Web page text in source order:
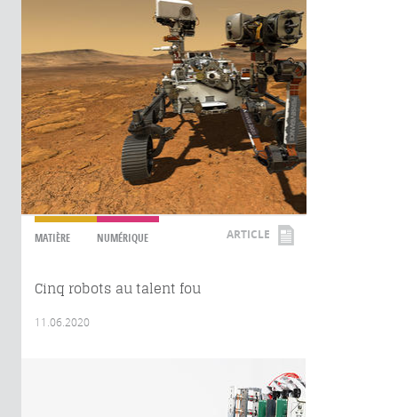
MATIÈRE NUMÉRIQUE ARTICLE
Cinq robots au talent fou
11.06.2020